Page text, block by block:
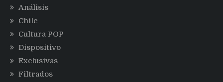
Análisis
Chile
Cultura POP
Dispositivo
Exclusivas
Filtrados